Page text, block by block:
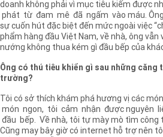
doanh không phải vì mục tiêu kiếm được
phát từ đam mê đã ngấm vào máu. Ông
sự cuốn hút đặc biệt đến mức ngoài việc
phẩm hàng đầu Việt Nam, về nhà, ông vẫn
nướng không thua kém gì đầu bếp của
Ông có thú tiêu khiển gì sau những căng
trường?
Tôi có sở thích khám phá hương vị các
món ngon, tôi cảm nhận được nguyên
đầu bếp. Về nhà, tôi tự mày mò tìm công
Cũng may bây giờ có internet hỗ trợ nên